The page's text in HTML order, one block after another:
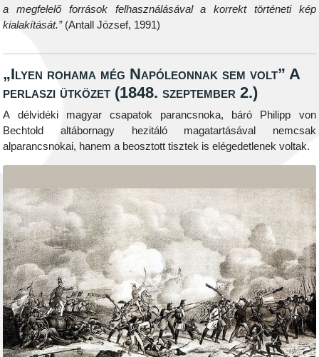
a megfelelő források felhasználásával a korrekt történeti kép
kialakítását.” (Antall József, 1991)
„Ilyen rohama még Napóleonnak sem volt” A
perlaszi ütközet (1848. szeptember 2.)
A délvidéki magyar csapatok parancsnoka, báró Philipp von
Bechtold altábornagy hezitáló magatartásával nemcsak
alparancsnokai, hanem a beosztott tisztek is elégedetlenek voltak.